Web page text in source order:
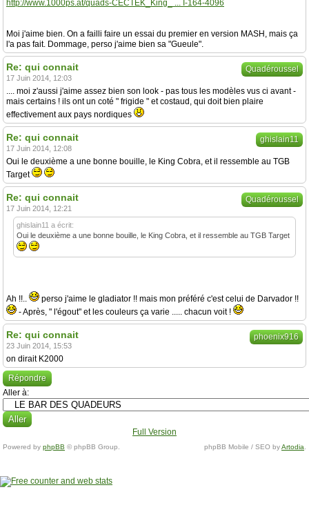
http://www.1000ps.at/quads-CECTEK_King_ ... I-164-4096
Moi j'aime bien. On a failli faire un essai du premier en version MASH, mais ça
l'a pas fait. Dommage, perso j'aime bien sa "Gueule".
Quadéroussel
Re: qui connait
17 Juin 2014, 12:03
.... moi z'aussi j'aime assez bien son look - pas tous les modèles vus ci avant -
mais certains ! ils ont un coté " frigide " et costaud, qui doit bien plaire
effectivement aux pays nordiques
ghislain11
Re: qui connait
17 Juin 2014, 12:08
Oui le deuxième a une bonne bouille, le King Cobra, et il ressemble au TGB
Target
Quadéroussel
Re: qui connait
17 Juin 2014, 12:21
ghislain11 a écrit:
Oui le deuxième a une bonne bouille, le King Cobra, et il ressemble au TGB Target
Ah !!..
perso j'aime le gladiator !! mais mon préféré c'est celui de Darvador !!
- Après, " l'égout" et les couleurs ça varie ..... chacun voit !
phoenix916
Re: qui connait
23 Juin 2014, 15:53
on dirait K2000
Répondre
Aller à:
Full Version
Powered by phpBB © phpBB Group. phpBB Mobile / SEO byArtodia